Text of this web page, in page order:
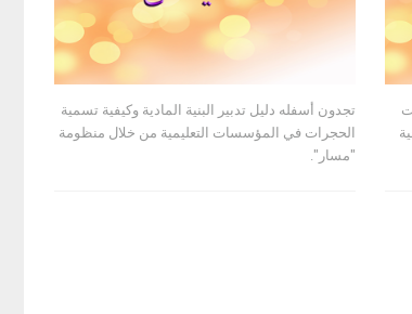
تجدون أسفله دليل تدبير البنية المادية وكيفية تسمية
الحجرات في المؤسسات التعليمية من خلال منظومة
"مسار".